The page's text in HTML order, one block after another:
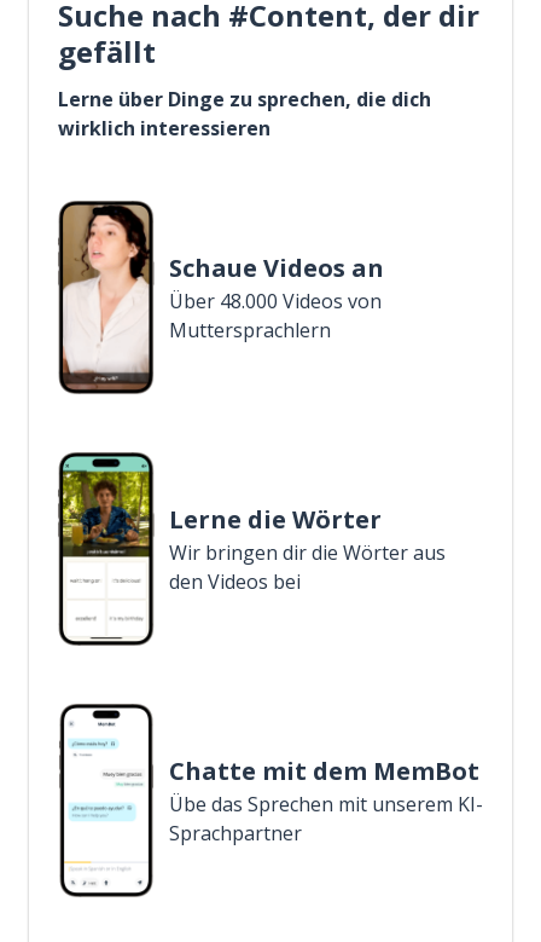
Suche nach #Content, der dir
gefällt
Lerne über Dinge zu sprechen, die dich
wirklich interessieren
Schaue Videos an
Über 48.000 Videos von
Muttersprachlern
Lerne die Wörter
Wir bringen dir die Wörter aus
den Videos bei
Chatte mit dem MemBot
Übe das Sprechen mit unserem KI-
Sprachpartner